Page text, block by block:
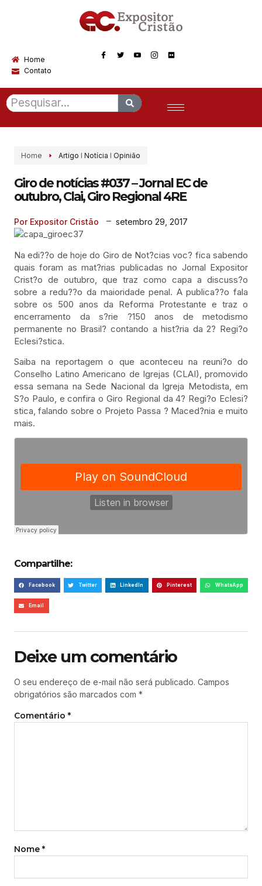
Home
Contato
Home Artigo I Notícia I Opinião
Giro de notícias #037 – Jornal EC de
outubro, Clai, Giro Regional 4RE
Por Expositor Cristão setembro 29, 2017
Na edi??o de hoje do Giro de Not?cias voc? fica sabendo
quais foram as mat?rias publicadas no Jornal Expositor
Crist?o de outubro, que traz como capa a discuss?o
sobre a redu??o da maioridade penal. A publica??o fala
sobre os 500 anos da Reforma Protestante e traz o
encerramento da s?rie ?150 anos de metodismo
permanente no Brasil? contando a hist?ria da 2? Regi?o
Eclesi?stica.
Saiba na reportagem o que aconteceu na reuni?o do
Conselho Latino Americano de Igrejas (CLAI), promovido
essa semana na Sede Nacional da Igreja Metodista, em
S?o Paulo, e confira o Giro Regional da 4? Regi?o Eclesi?
stica, falando sobre o Projeto Passa ? Maced?nia e muito
mais.
Compartilhe:
Facebook Twitter LinkedIn Pinterest WhatsApp
Email
Deixe um comentário
O seu endereço de e-mail não será publicado. Campos
obrigatórios são marcados com *
Comentário *
Nome *